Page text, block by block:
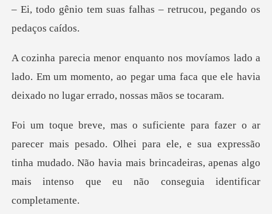
s falhas – retrucou, peg
a
lado. Em um momento, ao pegar uma faca que ele ha
Olhei para ele, e sua expressão
tinha mudado. Não havia mais brincadeiras,